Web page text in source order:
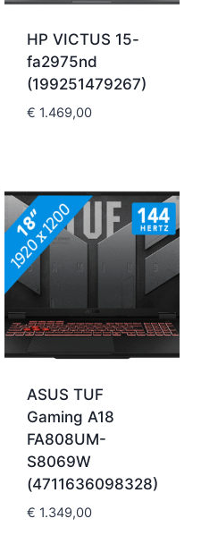
HP VICTUS 15-
fa2975nd
(199251479267)
€ 1.469,00
ASUS TUF
Gaming A18
FA808UM-
S8069W
(4711636098328)
€ 1.349,00